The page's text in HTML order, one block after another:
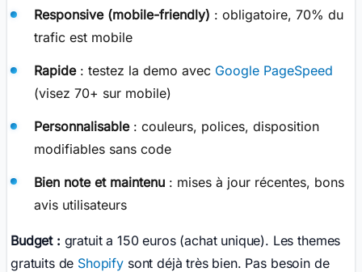
Responsive (mobile-friendly) : obligatoire, 70% du
trafic est mobile
Rapide: testez la demo avec Google PageSpeed
(visez 70+ sur mobile)
Personnalisable: couleurs, polices, disposition
modifiables sans code
Bien note et maintenu: mises à jour récentes, bons
avis utilisateurs
Budget : gratuit a 150 euros (achat unique). Les themes
gratuits de Shopifysont déjà très bien. Pas besoin de